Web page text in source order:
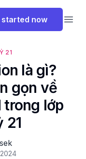
started now
21
là gì?
gọn về
trong lớp
21